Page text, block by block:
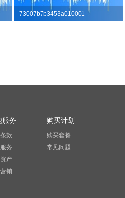
73007b7b3453a010001
服务
款
务
产
销
购买计划
购买套餐
常见问题